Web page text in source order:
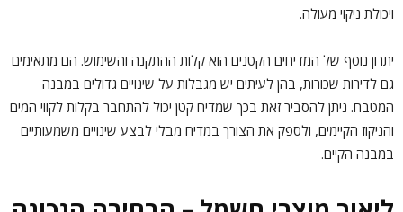
ויכולת ניקוי מעולה.
יתרון נוסף של המדיחים הקטנים הוא קלות ההתקנה והשימוש. הם מתאימים
גם לדירות שכורות, בהן לעיתים יש מגבלות על שינויים גדולים במבנה
המטבח. ניתן להסביר זאת בכך שמדיח קטן יכול להתחבר בקלות לקווי המים
והניקוז הקיימים, ולספק את הצורך במדיח מבלי לבצע שינויים משמעותיים
במבנה הקיים.